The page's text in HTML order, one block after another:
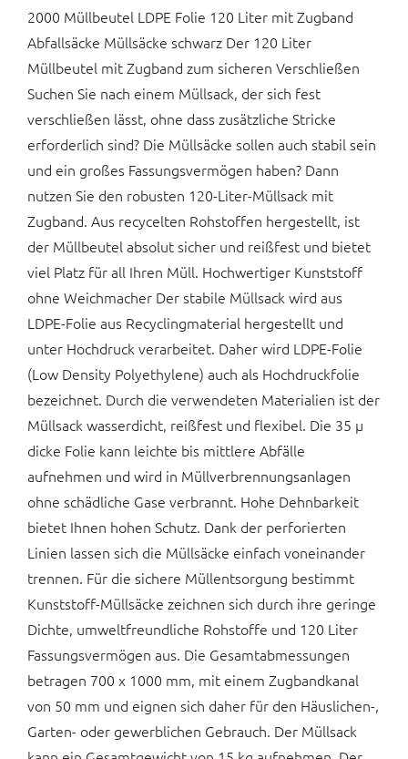
2000 Müllbeutel LDPE Folie 120 Liter mit Zugband
Abfallsäcke Müllsäcke schwarz Der 120 Liter
Müllbeutel mit Zugband zum sicheren Verschließen
Suchen Sie nach einem Müllsack, der sich fest
verschließen lässt, ohne dass zusätzliche Stricke
erforderlich sind? Die Müllsäcke sollen auch stabil sein
und ein großes Fassungsvermögen haben? Dann
nutzen Sie den robusten 120-Liter-Müllsack mit
Zugband. Aus recycelten Rohstoffen hergestellt, ist
der Müllbeutel absolut sicher und reißfest und bietet
viel Platz für all Ihren Müll. Hochwertiger Kunststoff
ohne Weichmacher Der stabile Müllsack wird aus
LDPE-Folie aus Recyclingmaterial hergestellt und
unter Hochdruck verarbeitet. Daher wird LDPE-Folie
(Low Density Polyethylene) auch als Hochdruckfolie
bezeichnet. Durch die verwendeten Materialien ist der
Müllsack wasserdicht, reißfest und flexibel. Die 35 µ
dicke Folie kann leichte bis mittlere Abfälle
aufnehmen und wird in Müllverbrennungsanlagen
ohne schädliche Gase verbrannt. Hohe Dehnbarkeit
bietet Ihnen hohen Schutz. Dank der perforierten
Linien lassen sich die Müllsäcke einfach voneinander
trennen. Für die sichere Müllentsorgung bestimmt
Kunststoff-Müllsäcke zeichnen sich durch ihre geringe
Dichte, umweltfreundliche Rohstoffe und 120 Liter
Fassungsvermögen aus. Die Gesamtabmessungen
betragen 700 x 1000 mm, mit einem Zugbandkanal
von 50 mm und eignen sich daher für den Häuslichen-,
Garten- oder gewerblichen Gebrauch. Der Müllsack